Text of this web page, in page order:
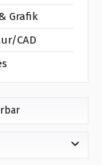
Grafik
CAD